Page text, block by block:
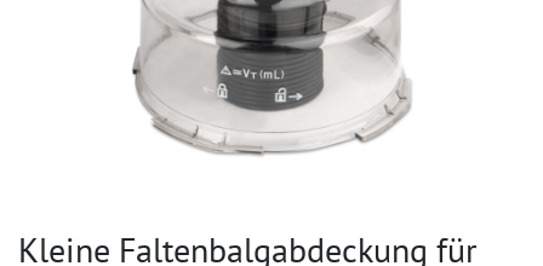
Kleine Faltenbalgabdeckung für